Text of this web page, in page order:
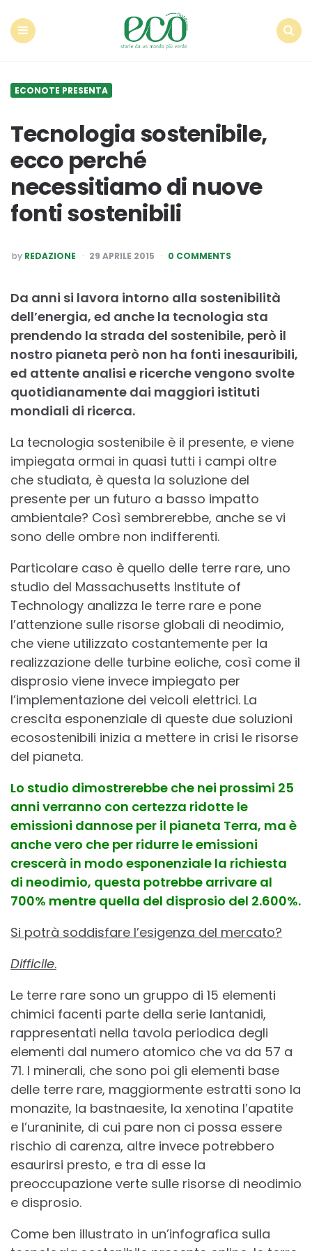
ECONOTE PRESENTA
Tecnologia sostenibile,
ecco perché
necessitiamo di nuove
fonti sostenibili
POSTED
BY
by REDAZIONE 29 APRILE 2015 0 COMMENTS
Da anni si lavora intorno alla sostenibilità
dell’energia, ed anche la tecnologia sta
prendendo la strada del sostenibile, però il
nostro pianeta però non ha fonti inesauribili,
ed attente analisi e ricerche vengono svolte
quotidianamente dai maggiori istituti
mondiali di ricerca.
La tecnologia sostenibile è il presente, e viene
impiegata ormai in quasi tutti i campi oltre
che studiata, è questa la soluzione del
presente per un futuro a basso impatto
ambientale? Così sembrerebbe, anche se vi
sono delle ombre non indifferenti.
Particolare caso è quello delle terre rare, uno
studio del Massachusetts Institute of
Technology analizza le terre rare e pone
l’attenzione sulle risorse globali di neodimio,
che viene utilizzato costantemente per la
realizzazione delle turbine eoliche, così come il
disprosio viene invece impiegato per
l’implementazione dei veicoli elettrici. La
crescita esponenziale di queste due soluzioni
ecosostenibili inizia a mettere in crisi le risorse
del pianeta.
Lo studio dimostrerebbe che nei prossimi 25
anni verranno con certezza ridotte le
emissioni dannose per il pianeta Terra, ma è
anche vero che per ridurre le emissioni
crescerà in modo esponenziale la richiesta
di neodimio, questa potrebbe arrivare al
700% mentre quella del disprosio del 2.600%.
Si potrà soddisfare l’esigenza del mercato?
Difficile.
Le terre rare sono un gruppo di 15 elementi
chimici facenti parte della serie lantanidi,
rappresentati nella tavola periodica degli
elementi dal numero atomico che va da 57 a
71. I minerali, che sono poi gli elementi base
delle terre rare, maggiormente estratti sono la
monazite, la bastnaesite, la xenotina l’apatite
e l’uraninite, di cui pare non ci possa essere
rischio di carenza, altre invece potrebbero
esaurirsi presto, e tra di esse la
preoccupazione verte sulle risorse di neodimio
e disprosio.
Come ben illustrato in un’infografica sulla